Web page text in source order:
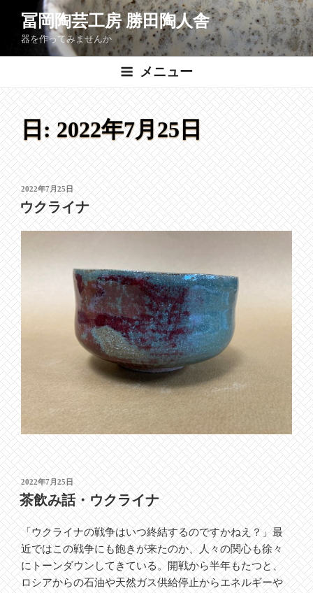
ン
へ
ス
キ
ッ
プ
冨岡陶芸工房 勝田陶人舎
器を作ってみませんか
メニュー
日:2022年7月25日
投
稿
日:
2022年7月25日
ウクライナ
投
稿
日:
2022年7月25日
茶飲み話・ウクライナ
「ウクライナの戦争はいつ終結するのですかねえ？」最
近ではこの戦争にも飽きが来たのか、人々の関心も徐々
にトーンダウンしてきている。開戦から半年もたつと、
ロシアからの石油や天然ガス供給停止からエネルギーや